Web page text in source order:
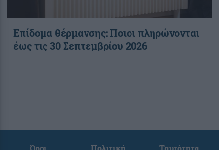
Επίδομα θέρμανσης: Ποιοι πληρώνονται
έως τις 30 Σεπτεμβρίου 2026